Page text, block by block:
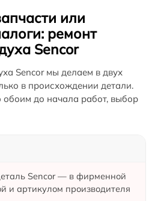
или
ремонт
Sencor
Sencor мы делаем в двух
в происхождении детали.
обоим до начала работ, выбор
Sencor — в фирменной
и артикулом производителя